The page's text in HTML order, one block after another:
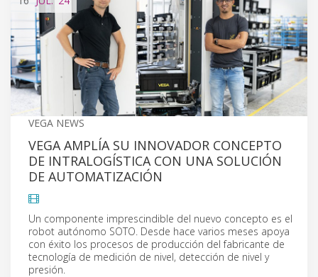
VEGA NEWS
VEGA AMPLÍA SU INNOVADOR CONCEPTO
DE INTRALOGÍSTICA CON UNA SOLUCIÓN
DE AUTOMATIZACIÓN
Un componente imprescindible del nuevo concepto es el
robot autónomo SOTO. Desde hace varios meses apoya
con éxito los procesos de producción del fabricante de
tecnología de medición de nivel, detección de nivel y
presión.